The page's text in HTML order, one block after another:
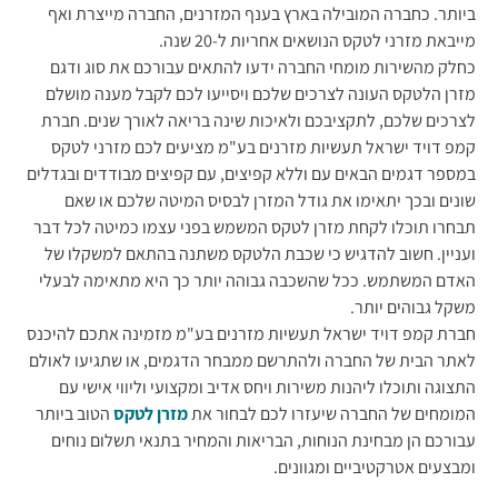
ביותר. כחברה המובילה בארץ בענף המזרנים, החברה מייצרת ואף
מייבאת מזרני לטקס הנושאים אחריות ל-20 שנה.
כחלק מהשירות מומחי החברה ידעו להתאים עבורכם את סוג ודגם
מזרן הלטקס העונה לצרכים שלכם ויסייעו לכם לקבל מענה מושלם
לצרכים שלכם, לתקציבכם ולאיכות שינה בריאה לאורך שנים. חברת
קמפ דויד ישראל תעשיות מזרנים בע"מ מציעים לכם מזרני לטקס
במספר דגמים הבאים עם וללא קפיצים, עם קפיצים מבודדים ובגדלים
שונים ובכך יתאימו את גודל המזרן לבסיס המיטה שלכם או שאם
תבחרו תוכלו לקחת מזרן לטקס המשמש בפני עצמו כמיטה לכל דבר
ועניין. חשוב להדגיש כי שכבת הלטקס משתנה בהתאם למשקלו של
האדם המשתמש. ככל שהשכבה גבוהה יותר כך היא מתאימה לבעלי
משקל גבוהים יותר.
חברת קמפ דויד ישראל תעשיות מזרנים בע"מ מזמינה אתכם להיכנס
לאתר הבית של החברה ולהתרשם ממבחר הדגמים, או שתגיעו לאולם
התצוגה ותוכלו ליהנות משירות ויחס אדיב ומקצועי וליווי אישי עם
המומחים של החברה שיעזרו לכם לבחור אתמזרן לטקסהטוב ביותר
עבורכם הן מבחינת הנוחות, הבריאות והמחיר בתנאי תשלום נוחים
ומבצעים אטרקטיביים ומגוונים.